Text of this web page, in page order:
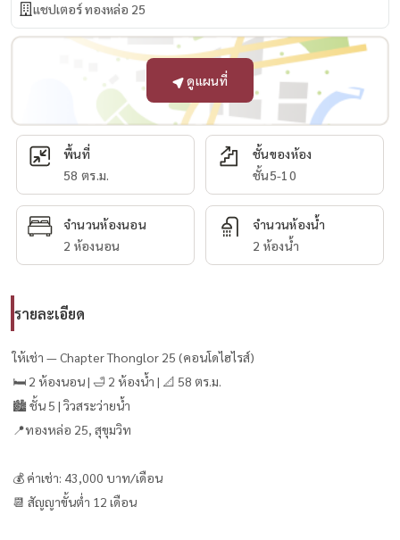
แชปเตอร์ ทองหล่อ 25
ดูแผนที่
พื้นที่
58 ตร.ม.
ชั้นของห้อง
ชั้น5-10
จำนวนห้องนอน
2 ห้องนอน
จำนวนห้องน้ำ
2 ห้องน้ำ
รายละเอียด
ให้เช่า — Chapter Thonglor 25 (คอนโดไฮไรส์)
🛏 2 ห้องนอน | 🛁 2 ห้องน้ำ | 📐 58 ตร.ม.
🏙 ชั้น 5 | วิวสระว่ายน้ำ
📍ทองหล่อ 25, สุขุมวิท
💰 ค่าเช่า: 43,000 บาท/เดือน
📆 สัญญาขั้นต่ำ 12 เดือน